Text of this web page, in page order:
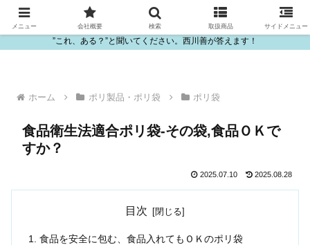
ビニール・プラスチック製品の卸販売は西川善
”これ、ある？”と聞いてください。西川善が答えます！
ホーム ポリ製品・ポリ袋 ポリ袋
食品衛生法適合ポリ袋-その袋,食品ＯＫで
すか？
2025.07.10 2025.08.28
目次
食品を安全に包む、食品入れてもＯＫのポリ袋
メニュー 会社概要 検索 取扱商品 サイドメニュー